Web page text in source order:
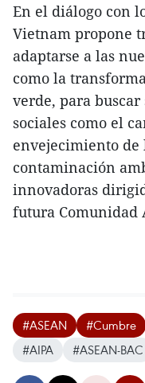
En el diálogo con
Vietnam propone
adaptarse a las
como la
verde, para
sociales como el
envejecimiento
contaminación
innovadoras
futura Comunidad
#ASEAN #Cumbre
#AIPA
#ASEAN-BAC